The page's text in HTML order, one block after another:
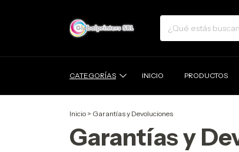
CATEGORÍAS INICIO PRODUCTOS
Inicio > Garantías y Devoluciones
Garantías y